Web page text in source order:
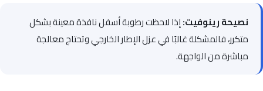
نصيحة رينوفيت:إذا لاحظت رطوبة أسفل نافذة معينة بشكل
متكرر، فالمشكلة غالبًا في عزل الإطار الخارجي وتحتاج معالجة
مباشرة من الواجهة.